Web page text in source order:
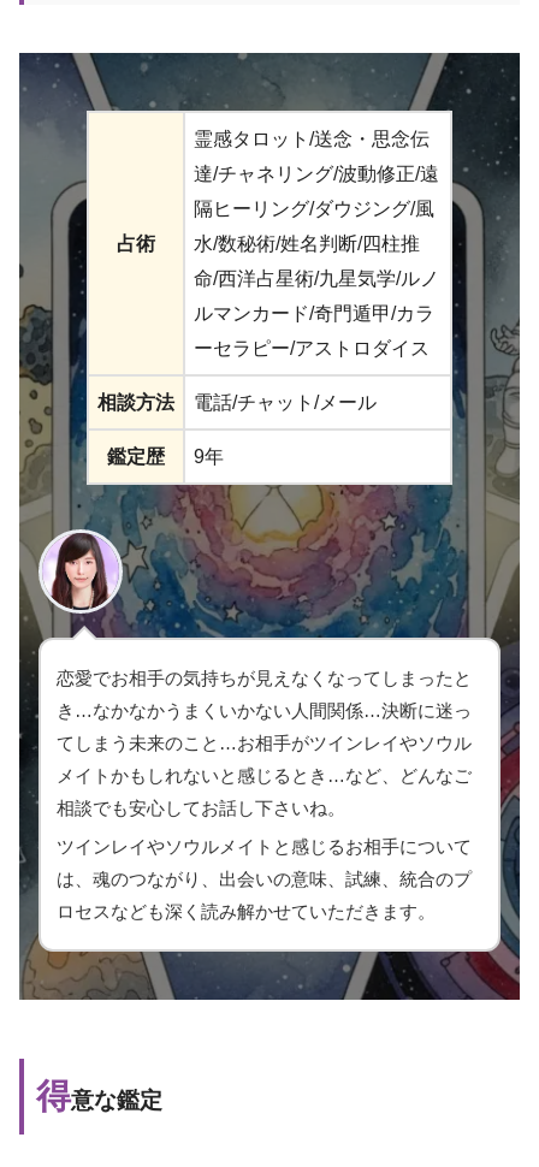
占術
霊感タロット/送念・思念伝
達/チャネリング/波動修正/遠
隔ヒーリング/ダウジング/風
水/数秘術/姓名判断/四柱推
命/西洋占星術/九星気学/ルノ
ルマンカード/奇門遁甲/カラ
ーセラピー/アストロダイス
相談方法 電話/チャット/メール
鑑定歴 9年
恋愛でお相手の気持ちが見えなくなってしまったと
き…なかなかうまくいかない人間関係…決断に迷っ
てしまう未来のこと…お相手がツインレイやソウル
メイトかもしれないと感じるとき…など、どんなご
相談でも安心してお話し下さいね。
ツインレイやソウルメイトと感じるお相手について
は、魂のつながり、出会いの意味、試練、統合のプ
ロセスなども深く読み解かせていただきます。
得意な鑑定